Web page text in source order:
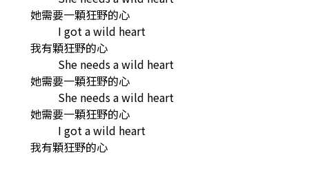
她需要一顆狂野的心
I got a wild heart
我有顆狂野的心
She needs a wild heart
她需要一顆狂野的心
She needs a wild heart
她需要一顆狂野的心
I got a wild heart
我有顆狂野的心